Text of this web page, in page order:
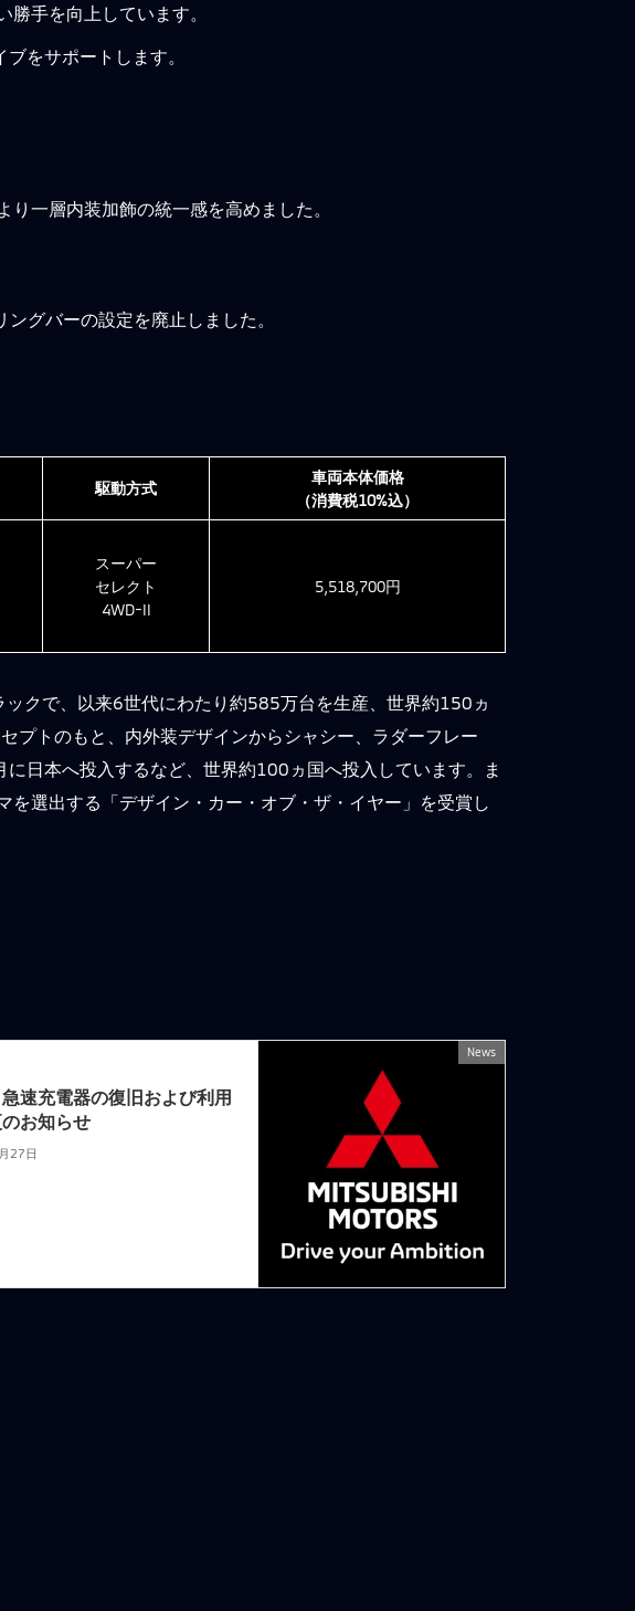
手を向上しています。
をサポートします。
一層内装加飾の統一感を高めました。
グバーの設定を廃止しました。
駆動方式
車両本体価格
（消費税10%込）
スーパー
セレクト
4WD-II
5,518,700円
クで、以来6世代にわたり約585万台を生産、世界約150ヵ
トのもと、内外装デザインからシャシー、ラダーフレー
日本へ投入するなど、世界約100ヵ国へ投入しています。ま
選出する「デザイン・カー・オブ・ザ・イヤー」を受賞し
News
速充電器の復旧および利用
お知らせ
27日